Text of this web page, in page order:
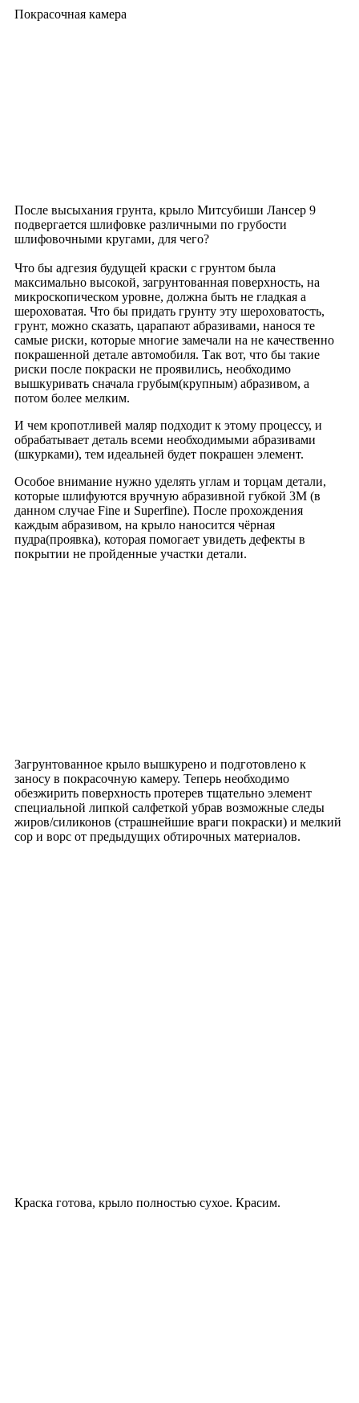
Покрасочная камера
После высыхания грунта, крыло Митсубиши Лансер 9
подвергается шлифовке различными по грубости
шлифовочными кругами, для чего?
Что бы адгезия будущей краски с грунтом была
максимально высокой, загрунтованная поверхность, на
микроскопическом уровне, должна быть не гладкая а
шероховатая. Что бы придать грунту эту шероховатость,
грунт, можно сказать, царапают абразивами, нанося те
самые риски, которые многие замечали на не качественно
покрашенной детале автомобиля. Так вот, что бы такие
риски после покраски не проявились, необходимо
вышкуривать сначала грубым(крупным) абразивом, а
потом более мелким.
И чем кропотливей маляр подходит к этому процессу, и
обрабатывает деталь всеми необходимыми абразивами
(шкурками), тем идеальней будет покрашен элемент.
Особое внимание нужно уделять углам и торцам детали,
которые шлифуются вручную абразивной губкой 3M (в
данном случае Fine и Superfine). После прохождения
каждым абразивом, на крыло наносится чёрная
пудра(проявка), которая помогает увидеть дефекты в
покрытии не пройденные участки детали.
Загрунтованное крыло вышкурено и подготовлено к
заносу в покрасочную камеру. Теперь необходимо
обезжирить поверхность протерев тщательно элемент
специальной липкой салфеткой убрав возможные следы
жиров/силиконов (страшнейшие враги покраски) и мелкий
сор и ворс от предыдущих обтирочных материалов.
Краска готова, крыло полностью сухое. Красим.